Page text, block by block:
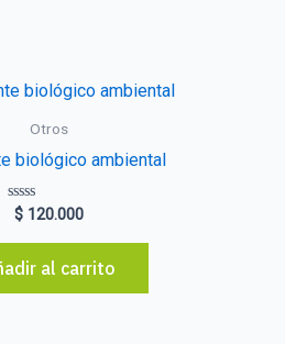
Otros
biológico ambiental
Valorado
con
0
5
$ 120.000
al carrito